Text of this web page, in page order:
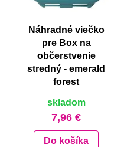
Náhradné viečko
pre Box na
občerstvenie
stredný - emerald
forest
skladom
7,96 €
Do košíka